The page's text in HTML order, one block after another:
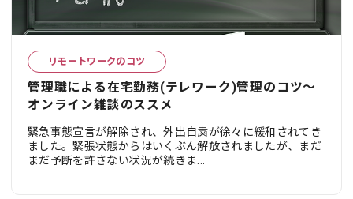
リモートワークのコツ
管理職による在宅勤務(テレワーク)管理のコツ～
オンライン雑談のススメ
緊急事態宣言が解除され、外出自粛が徐々に緩和されてき
ました。緊張状態からはいくぶん解放されましたが、まだ
まだ予断を許さない状況が続きま...